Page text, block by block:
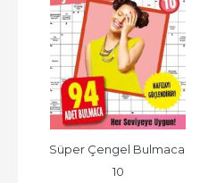
Süper Çengel Bulmaca
10